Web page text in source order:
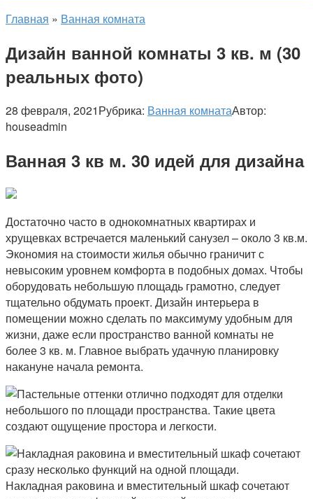
Главная » Ванная комната
Дизайн ванной комнаты 3 кв. м (30
реальных фото)
28 февраля, 2021Рубрика: Ванная комнатаАвтор:
houseadmin
Ванная 3 кв м. 30 идей для дизайна
Достаточно часто в однокомнатных квартирах и
хрущевках встречается маленький санузел – около 3 кв.м.
Экономия на стоимости жилья обычно граничит с
невысоким уровнем комфорта в подобных домах. Чтобы
оборудовать небольшую площадь грамотно, следует
тщательно обдумать проект. Дизайн интерьера в
помещении можно сделать по максимуму удобным для
жизни, даже если пространство ванной комнаты не
более 3 кв. м. Главное выбрать удачную планировку
накануне начала ремонта.
Накладная раковина и вместительный шкаф сочетают